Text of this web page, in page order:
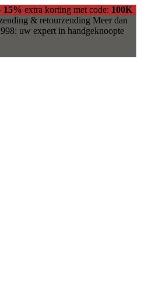
15% extra korting met code: 100K
& retourzending Meer dan
uw expert in handgeknoopte